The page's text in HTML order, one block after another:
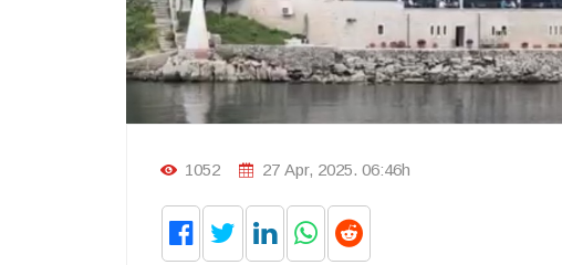
1052 27 Apr, 2025. 06:46h